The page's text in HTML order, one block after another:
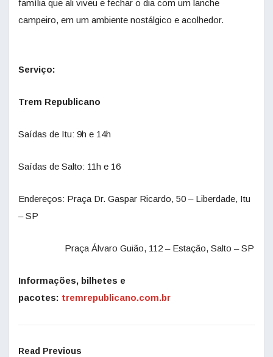
família que ali viveu e fechar o dia com um lanche
campeiro, em um ambiente nostálgico e acolhedor.
Serviço:
Trem Republicano
Saídas de Itu: 9h e 14h
Saídas de Salto: 11h e 16
Endereços: Praça Dr. Gaspar Ricardo, 50 – Liberdade, Itu
– SP
Praça Álvaro Guião, 112 – Estação, Salto – SP
Informações, bilhetes e
pacotes: tremrepublicano.com.br
Read Previous